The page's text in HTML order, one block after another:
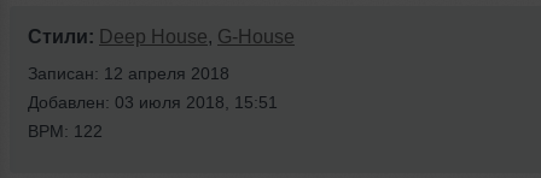
Стили: Deep House, G-House
Записан: 12 апреля 2018
Добавлен: 03 июля 2018, 15:51
BPM: 122